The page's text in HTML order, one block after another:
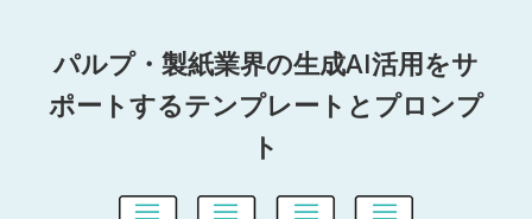
パルプ・製紙業界の生成AI活用をサ
ポートするテンプレートとプロンプ
ト